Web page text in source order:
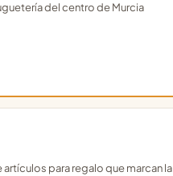
del centro de Murcia
para regalo que marcan la